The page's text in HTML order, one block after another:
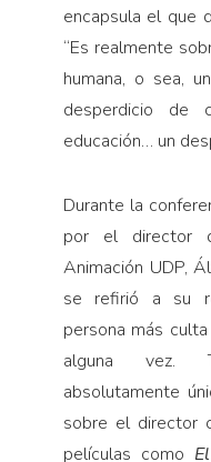
encapsula el que
“Es realmente
humana, o sea,
desperdicio de
educación… un
Durante la
por el director
Animación UDP,
se refirió a su
persona más
alguna vez.
absolutamente
sobre el director
películas como